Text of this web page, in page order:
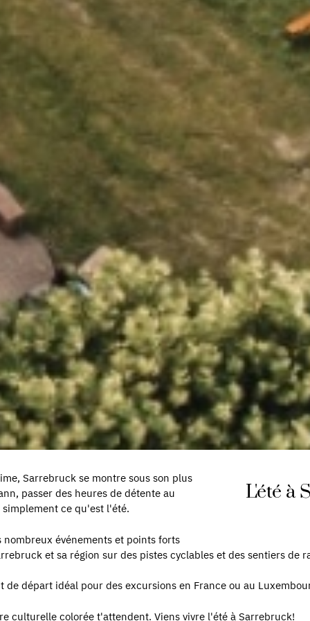
L'été à
Sarrebruck se montre sous son plus
passer des heures de détente au
ce qu'est l'été.
événements et points forts
et sa région sur des pistes cyclables et des sentiers de
départ idéal pour des excursions en France ou au
culturelle colorée t'attendent. Viens vivre l'été à Sarrebruck!